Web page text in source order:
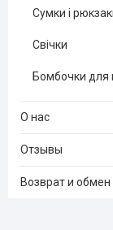
Сумки і
Свічки
Бомбочки для
О нас
Отзывы
Возврат и обмен